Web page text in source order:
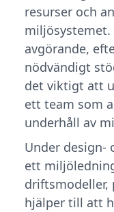
resurser och
miljösystemet.
avgörande,
nödvändigt
det viktigt att
ett team som
underhåll av
Under design-
ett
driftsmodeller,
hjälper till att